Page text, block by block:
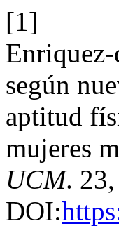
[1]
según
aptitud
mujeres
UCM.
DOI: